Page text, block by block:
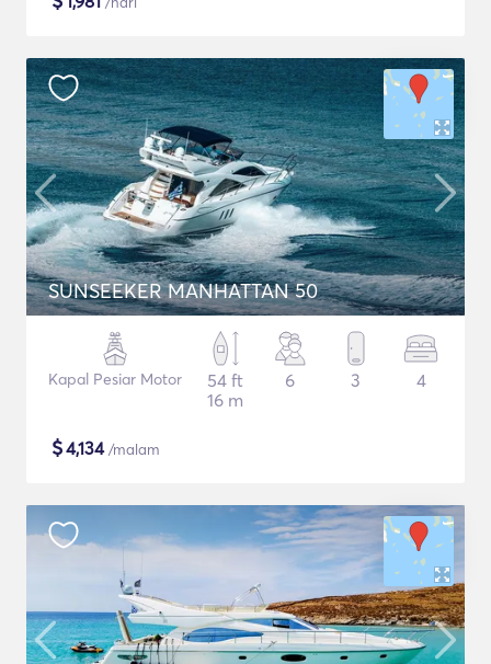
SUNSEEKER MANHATTAN 50
Kapal Pesiar Motor
54 ft
16 m
6 3 4
$4,134/malam